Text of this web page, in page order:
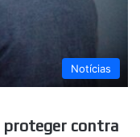
Notícias
proteger contra